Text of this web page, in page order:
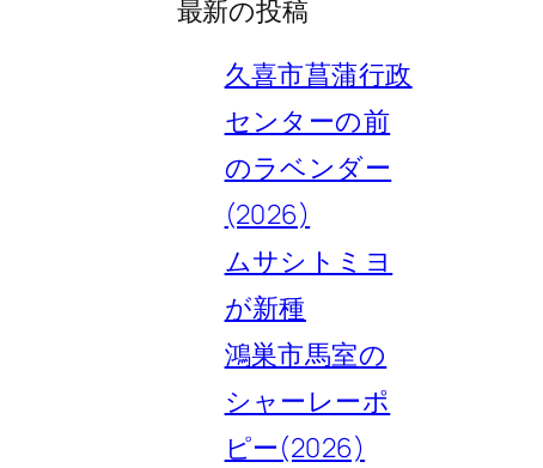
最新の投稿
久喜市菖蒲行政
センターの前
のラベンダー
(2026)
ムサシトミヨ
が新種
鴻巣市馬室の
シャーレーポ
ピー(2026)